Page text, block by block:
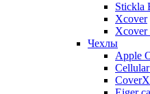
Stickla
Xcover
Xcover
Чехлы
Apple